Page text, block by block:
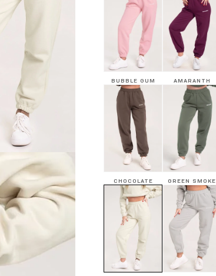
BUBBLE GUM AMARANTH
CHOCOLATE GREEN SMOKE